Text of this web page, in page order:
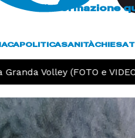
L'informazione
POLITICASANITÀCHIESA
Volley (FOTO e VIDEO)